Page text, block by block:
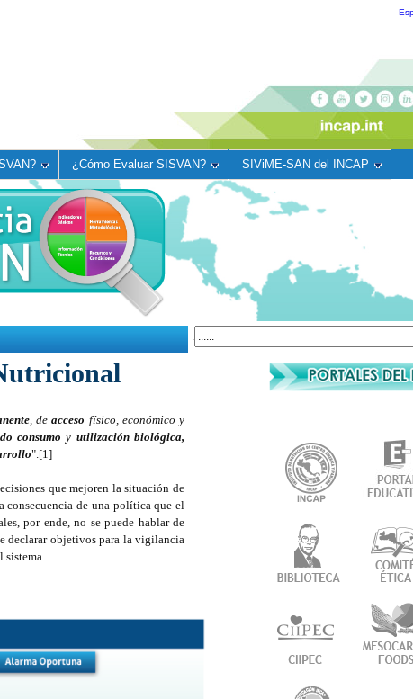
¿Cómo Evaluar SISVAN? SIViME-SAN del INCAP
.
, deacceso físico, económico y
consumo y utilización biológica,
".[1]
que mejoren la situación de
de una política que el
por ende, no se puede hablar de
declarar objetivos para la vigilancia